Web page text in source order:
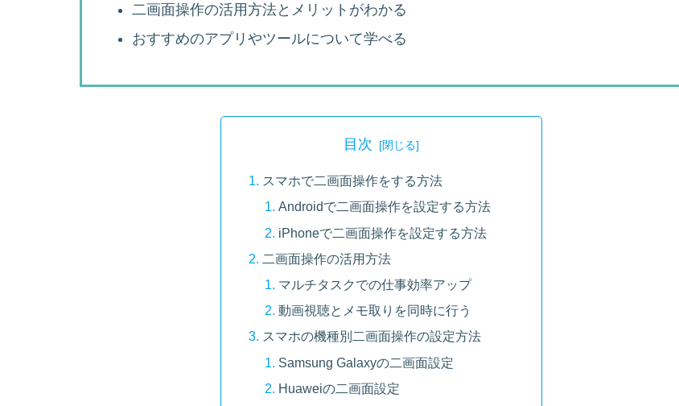
二画面操作の活用方法とメリットがわかる
おすすめのアプリやツールについて学べる
目次
スマホで二画面操作をする方法
Androidで二画面操作を設定する方法
iPhoneで二画面操作を設定する方法
二画面操作の活用方法
マルチタスクでの仕事効率アップ
動画視聴とメモ取りを同時に行う
スマホの機種別二画面操作の設定方法
Samsung Galaxyの二画面設定
Huaweiの二画面設定